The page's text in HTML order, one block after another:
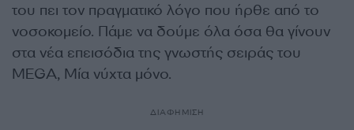
του πει τον πραγματικό λόγο που ήρθε από το
νοσοκομείο. Πάμε να δούμε όλα όσα θα γίνουν
στα νέα επεισόδια της γνωστής σειράς του
MEGA, Μία νύχτα μόνο.
ΔΙΑΦΗΜΙΣΗ